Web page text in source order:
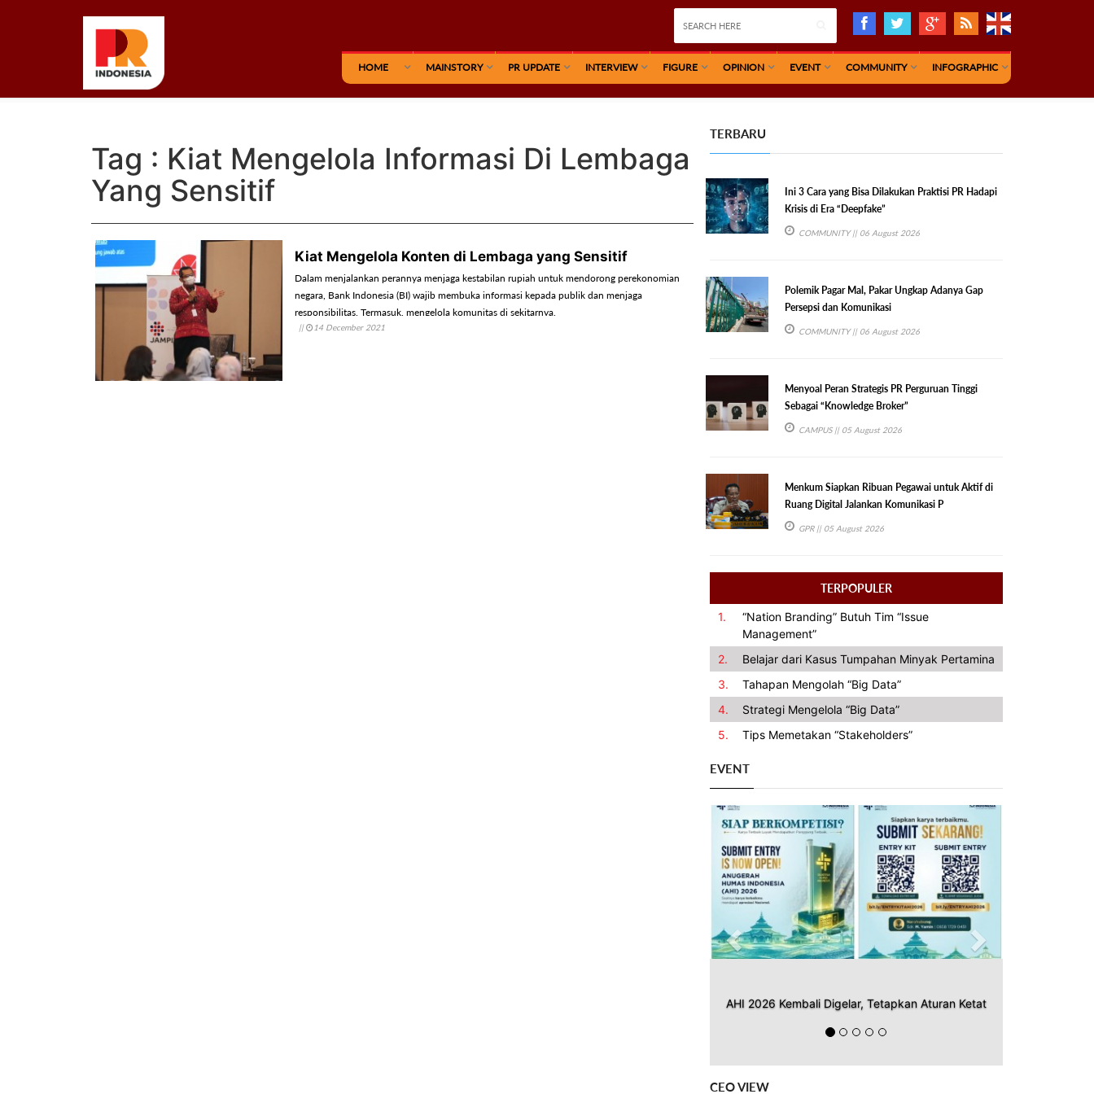
HOME MAINSTORY PR UPDATE INTERVIEW FIGURE OPINION EVENT COMMUNITY INFOGRAPHIC
Tag : Kiat Mengelola Informasi Di Lembaga
Yang Sensitif
Kiat Mengelola Konten di Lembaga yang Sensitif
Dalam menjalankan perannya menjaga kestabilan rupiah untuk mendorong perekonomian
negara, Bank Indonesia (BI) wajib membuka informasi kepada publik dan menjaga
responsibilitas. Termasuk, mengelola komunitas di sekitarnya.
|| 14 December 2021
TERBARU
Ini 3 Cara yang Bisa Dilakukan Praktisi PR Hadapi
Krisis di Era “Deepfake”
COMMUNITY|| 06 August 2026
Polemik Pagar Mal, Pakar Ungkap Adanya Gap
Persepsi dan Komunikasi
COMMUNITY|| 06 August 2026
Menyoal Peran Strategis PR Perguruan Tinggi
Sebagai “Knowledge Broker”
CAMPUS|| 05 August 2026
Menkum Siapkan Ribuan Pegawai untuk Aktif di
Ruang Digital Jalankan Komunikasi P
GPR|| 05 August 2026
TERPOPULER
1.
“Nation Branding” Butuh Tim “Issue
Management”
2.
Belajar dari Kasus Tumpahan Minyak Pertamina
3.
Tahapan Mengolah “Big Data”
4.
Strategi Mengelola “Big Data”
5.
Tips Memetakan “Stakeholders”
EVENT
AHI 2026 Kembali Digelar, Tetapkan Aturan Ketat
Previous Next
CEO VIEW